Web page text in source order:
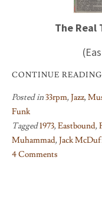
The Real
CONTINUE READING
Posted in33rpm,Jazz,
Funk
Tagged1973,Eastbound,
Muhammad,Jack
4 Comments